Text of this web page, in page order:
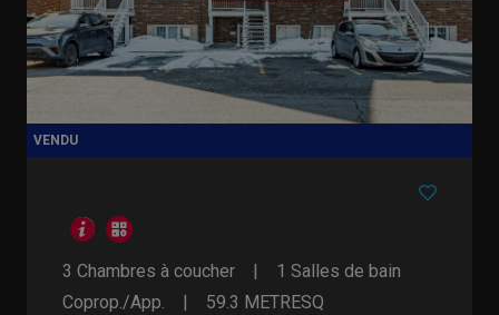
3 Chambres à coucher
1 Salles de bain
Coprop./App.
59.3 METRESQ